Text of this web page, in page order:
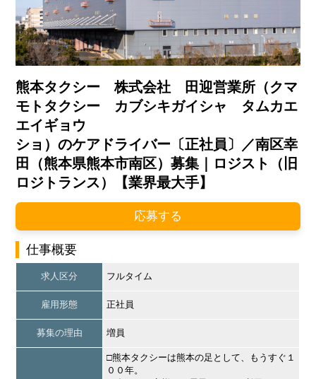
熊本タクシー 株式会社 田迎営業所（クマ
モトタクシー カブシキガイシャ タムカエ
エイギョウ
ショ）のケアドライバー〔正社員〕／南区幸
田（熊本県熊本市南区）募集｜ロジスト（旧
ロジトランス）【業界最大手】
応募する
仕事概要
求人区分 フルタイム
雇用形態 正社員
募集の理由 増員
□熊本タクシーは熊本の足として、もうすぐ１
００年。